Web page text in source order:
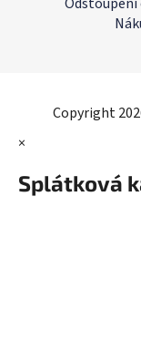
Copyright
×
Splátková